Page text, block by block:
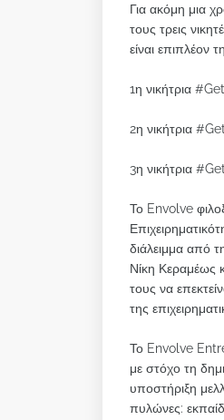
Για ακόμη μια
τους τρεις
είναι επιπλέον
1η νικήτρια
2η νικήτρια
3η νικήτρια
Το Envolve
διάλειμμα από
Νίκη Κεραμέως
τους να
της
Το Envolve
με στόχο τη
υποστήριξη
πυλώνες: